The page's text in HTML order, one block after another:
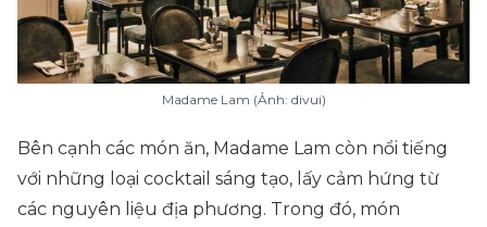
Madame Lam (Ảnh: divui)
Bên cạnh các món ăn, Madame Lam còn nổi tiếng
với những loại cocktail sáng tạo, lấy cảm hứng từ
các nguyên liệu địa phương. Trong đó, món